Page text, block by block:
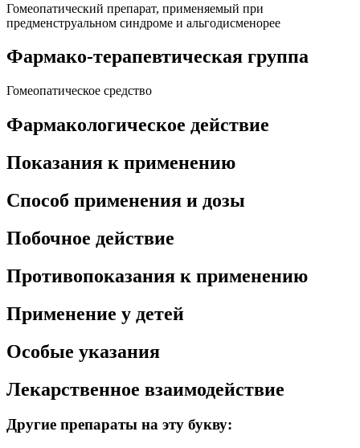
Гомеопатический препарат, применяемый при
предменструальном синдроме и альгодисменорее
Фармако-терапевтическая группа
Гомеопатическое средство
Фармакологическое действие
Показания к применению
Способ применения и дозы
Побочное действие
Противопоказания к применению
Применение у детей
Особые указания
Лекарственное взаимодействие
Другие препараты на эту букву: